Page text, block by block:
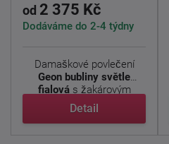
od 2 375 Kč
Dodáváme do 2-4 týdny
Damaškové povlečení
Geon bubliny světle
fialová s žakárovým
vytkaným ...
Detail